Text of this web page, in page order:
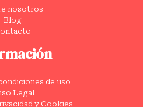
nosotros
Blog
de uso
Legal
y Cookies